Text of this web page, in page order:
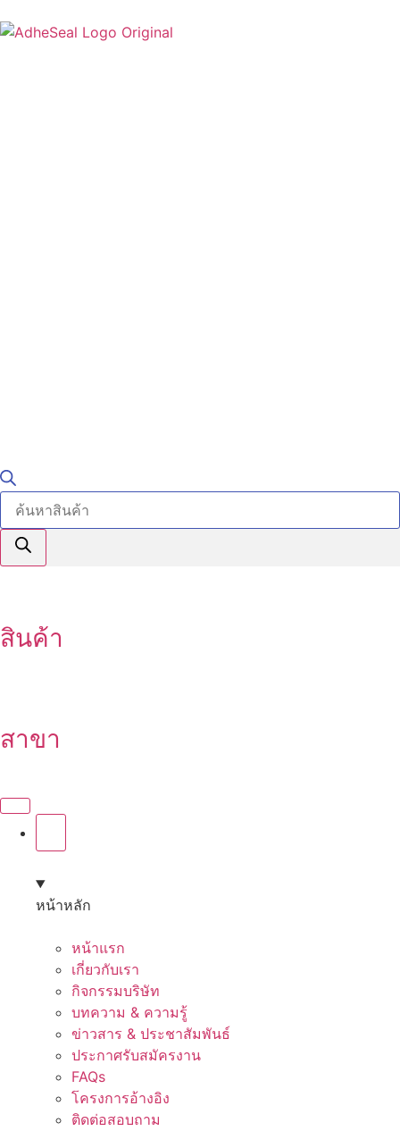
สินค้า
สาขา
หน้าหลัก
หน้าแรก
เกี่ยวกับเรา
กิจกรรมบริษัท
บทความ & ความรู้
ข่าวสาร & ประชาสัมพันธ์
ประกาศรับสมัครงาน
FAQs
โครงการอ้างอิง
ติดต่อสอบถาม